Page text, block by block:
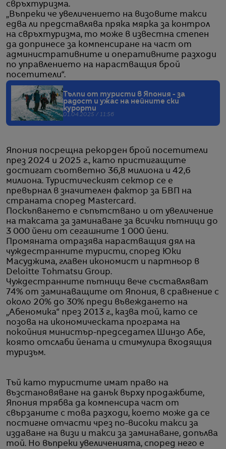
свръхтуризма.
„Въпреки че увеличението на визовите такси
едва ли представлява пряка мярка за контрол
на свръхтуризма, то може в известна степен
да допринесе за компенсиране на част от
административните и оперативните разходи
по управлението на нарастващия брой
посетители“.
Тълпи от туристи в Япония - за
радост и ужас на нейните ски
курорти
01.04.2025 / 11:56
Япония посрещна рекорден брой посетители
през 2024 и 2025 г., като пристигащите
достигат съответно 36,8 милиона и 42,6
милиона. Туристическият сектор се е
превърнал в значителен фактор за БВП на
страната според Mastercard.
Поскъпването е съпътствано и от увеличение
на таксата за заминаване за всички пътници до
3 000 йени от сегашните 1 000 йени.
Промяната отразява нарастващия дял на
чуждестранните туристи, според Юки
Масуджима, главен икономист и партньор в
Deloitte Tohmatsu Group.
Чуждестранните пътници вече съставляват
74% от заминаващите от Япония, в сравнение с
около 20% до 30% преди въвеждането на
„Абеномика“ през 2013 г., казва той, като се
позова на икономическата програма на
покойния министър-председател Шинзо Абе,
която отслаби йената и стимулира входящия
туризъм.
Тъй като туристите имат право на
възстановяване на данък върху продажбите,
Япония трябва да компенсира част от
свързаните с това разходи, което може да се
постигне отчасти чрез по-високи такси за
издаване на визи и такси за заминаване, допълва
той. Но въпреки увеличенията, според него е